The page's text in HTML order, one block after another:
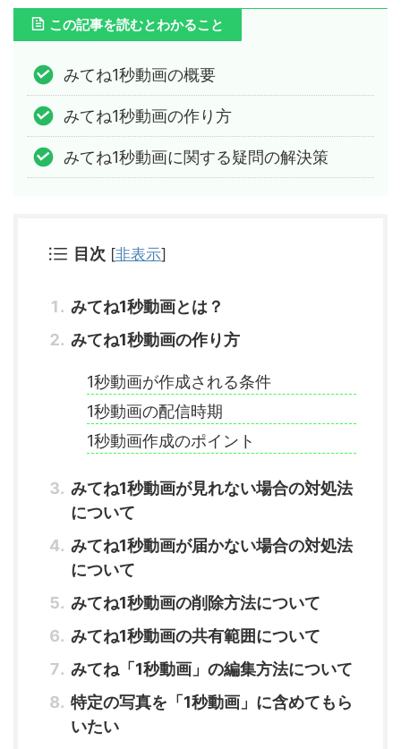
この記事を読むとわかること
みてね1秒動画の概要
みてね1秒動画の作り方
みてね1秒動画に関する疑問の解決策
目次 [非表示]
みてね1秒動画とは？
みてね1秒動画の作り方
1秒動画が作成される条件
1秒動画の配信時期
1秒動画作成のポイント
みてね1秒動画が見れない場合の対処法
について
みてね1秒動画が届かない場合の対処法
について
みてね1秒動画の削除方法について
みてね1秒動画の共有範囲について
みてね「1秒動画」の編集方法について
特定の写真を「1秒動画」に含めてもら
いたい